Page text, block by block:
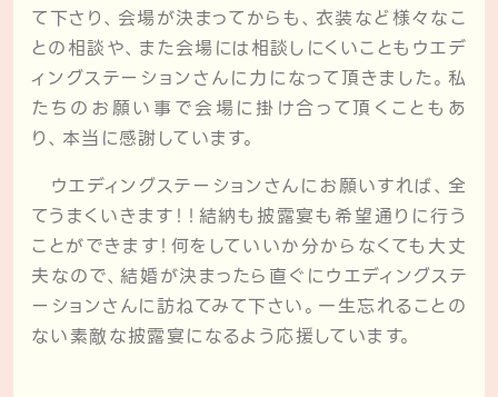
て下さり、会場が決まってからも、衣装など様々なこ
との相談や、また会場には相談しにくいこともウエデ
ィングステーションさんに力になって頂きました。私
たちのお願い事で会場に掛け合って頂くこともあ
り、本当に感謝しています。
ウエディングステーションさんにお願いすれば、全
てうまくいきます！！結納も披露宴も希望通りに行う
ことができます！何をしていいか分からなくても大丈
夫なので、結婚が決まったら直ぐにウエディングステ
ーションさんに訪ねてみて下さい。一生忘れることの
ない素敵な披露宴になるよう応援しています。